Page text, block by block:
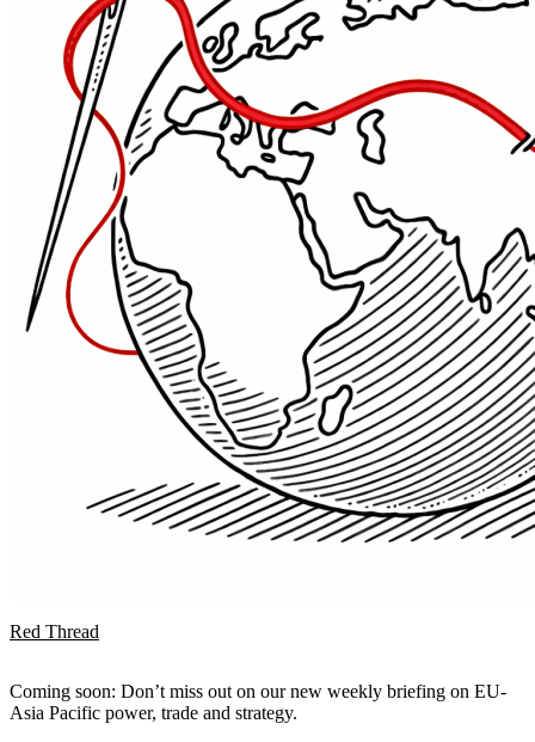
Red Thread
Coming soon: Don’t miss out on our new weekly briefing on EU-
Asia Pacific power, trade and strategy.